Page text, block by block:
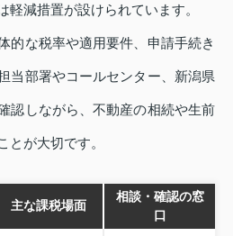
軽減措置が設けられています。
的な税率や適用要件、申請手続き
当部署やコールセンター、新潟県
認しながら、不動産の相続や生前
とが大切です。
主な課税場面
相談・確認の窓
口